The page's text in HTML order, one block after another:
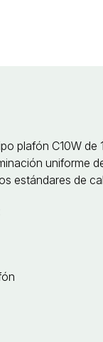
plafón C10W
uniforme
estándares de